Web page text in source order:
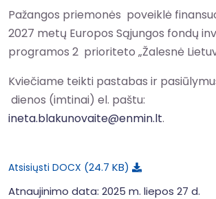
Pažangos priemonės poveiklė
2027 metų Europos Sąjungos fondų
programos 2 prioriteto „Žalesnė
Kviečiame teikti pastabas ir
dienos (imtinai) el. paštu:
ineta.blakunovaite@enmin.lt.
Atsisiųsti DOCX 24.7 KB
Atnaujinimo data: 2025 m. liepos 27 d.